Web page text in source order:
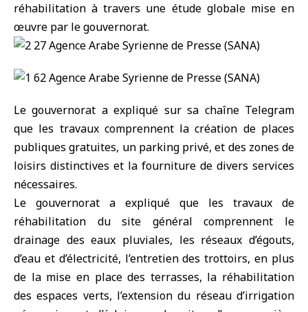
réhabilitation à travers une étude globale mise en
œuvre par le gouvernorat.
Le gouvernorat a expliqué sur sa chaîne Telegram
que les travaux comprennent la création de places
publiques gratuites, un parking privé, et des zones de
loisirs distinctives et la fourniture de divers services
nécessaires.
Le gouvernorat a expliqué que les travaux de
réhabilitation du site général comprennent le
drainage des eaux pluviales, les réseaux d’égouts,
d’eau et d’électricité, l’entretien des trottoirs, en plus
de la mise en place des terrasses, la réhabilitation
des espaces verts, l’extension du réseau d’irrigation